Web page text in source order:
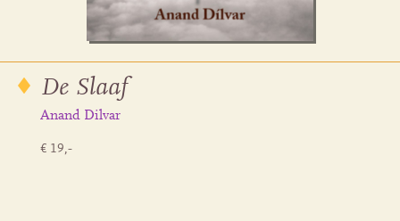
De Slaaf
Anand Dilvar
€ 19,-